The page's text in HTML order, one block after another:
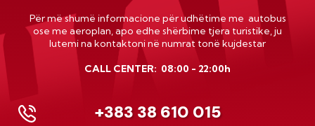
Për më shumë informacione për udhëtime me autobus
ose me aeroplan , apo edhe shërbime tjera turistike, ju
lutemi na kontaktoni në numrat tonë kujdestar
CALL CENTER: 08:00 - 22:00h
+383 38 610 015